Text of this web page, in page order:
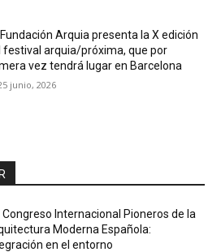
Fundación Arquia presenta la X edición
festival arquia/próxima, que por
vez tendrá lugar en Barcelona
junio, 2026
Congreso Internacional Pioneros de la
Moderna Española:
en el entorno